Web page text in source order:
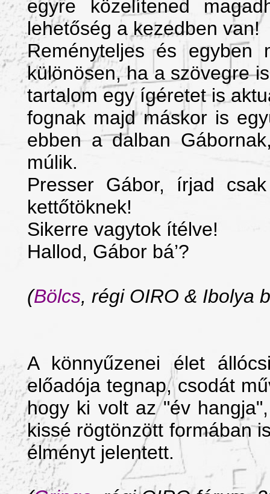
egyre közelítened
lehetőség a kezedben van!
Reményteljes és egyben
különösen, ha a szövegre
tartalom egy ígéretet is
fognak majd máskor is
ebben a dalban
múlik.
Presser Gábor, írjad
kettőtöknek!
Sikerre vagytok ítélve!
Hallod, Gábor bá’?
(Bölcs, régi OIRO & Ibolya
A könnyűzenei élet
előadója tegnap, csodát
hogy ki volt az "év
kissé rögtönzött formában
élményt jelentett.